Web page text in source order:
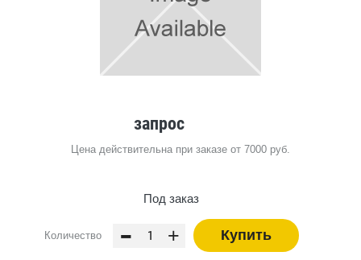
запрос
Цена действительна при заказе от 7000 руб.
Под заказ
Количество - + Купить